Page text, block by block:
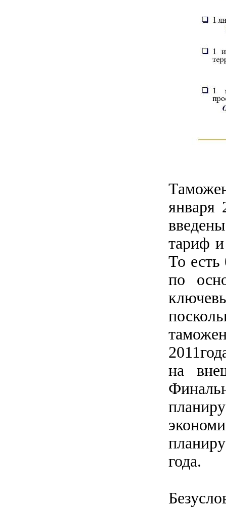
января
тариф
То
по
на
года.